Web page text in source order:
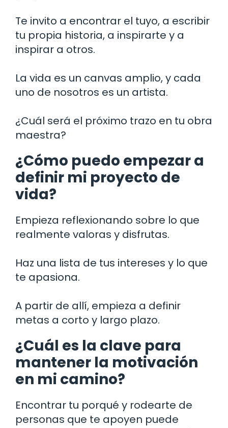
Te invito a encontrar el tuyo, a escribir
tu propia historia, a inspirarte y a
inspirar a otros.
La vida es un canvas amplio, y cada
uno de nosotros es un artista.
¿Cuál será el próximo trazo en tu obra
maestra?
¿Cómo puedo empezar a
definir mi proyecto de
vida?
Empieza reflexionando sobre lo que
realmente valoras y disfrutas.
Haz una lista de tus intereses y lo que
te apasiona.
A partir de allí, empieza a definir
metas a corto y largo plazo.
¿Cuál es la clave para
mantener la motivación
en mi camino?
Encontrar tu porqué y rodearte de
personas que te apoyen puede